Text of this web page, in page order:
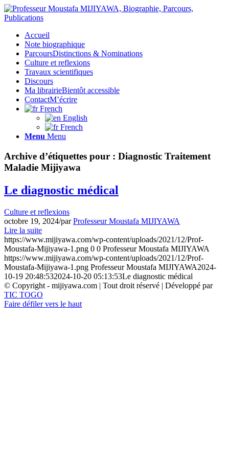
Accueil
Note biographique
ParcoursDistinctions & Nominations
Culture et reflexions
Travaux scientifiques
Discours
Ma librairieBientôt accessible
ContactM’écrire
French
English
French
Menu Menu
Archive d’étiquettes pour : Diagnostic Traitement
Maladie Mijiyawa
Le diagnostic médical
Culture et reflexions
octobre 19, 2024/parProfesseur Moustafa MIJIYAWA
Lire la suite
https://www.mijiyawa.com/wp-content/uploads/2021/12/Prof-
Moustafa-Mijiyawa-1.png 0 0 Professeur Moustafa MIJIYAWA
https://www.mijiyawa.com/wp-content/uploads/2021/12/Prof-
Moustafa-Mijiyawa-1.png Professeur Moustafa MIJIYAWA2024-
10-19 20:48:532024-10-20 05:13:53Le diagnostic médical
© Copyright - mijiyawa.com | Tout droit réservé | Développé par
TIC TOGO
Faire défiler vers le haut